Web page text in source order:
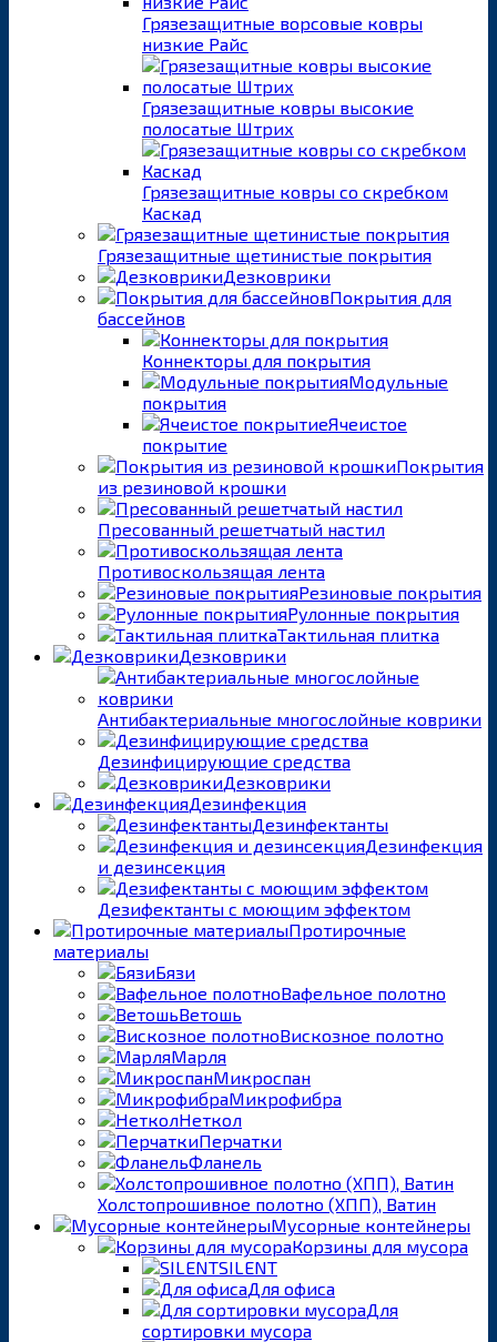
Грязезащитные ворсовые ковры
низкие Райс
Грязезащитные ковры высокие
полосатые Штрих
Грязезащитные ковры со скребком
Каскад
Грязезащитные щетинистые покрытия
Дезковрики
Покрытия для
бассейнов
Коннекторы для покрытия
Модульные
покрытия
Ячеистое
покрытие
Покрытия
из резиновой крошки
Пресованный решетчатый настил
Противоскользящая лента
Резиновые покрытия
Рулонные покрытия
Тактильная плитка
Дезковрики
Антибактериальные многослойные коврики
Дезинфицирующие средства
Дезковрики
Дезинфекция
Дезинфектанты
Дезинфекция
и дезинсекция
Дезифектанты с моющим эффектом
Протирочные
материалы
Бязи
Вафельное полотно
Ветошь
Вискозное полотно
Марля
Микроспан
Микрофибра
Неткол
Перчатки
Фланель
Холстопрошивное полотно (ХПП), Ватин
Мусорные контейнеры
Корзины для мусора
SILENT
Для офиса
Для
сортировки мусора